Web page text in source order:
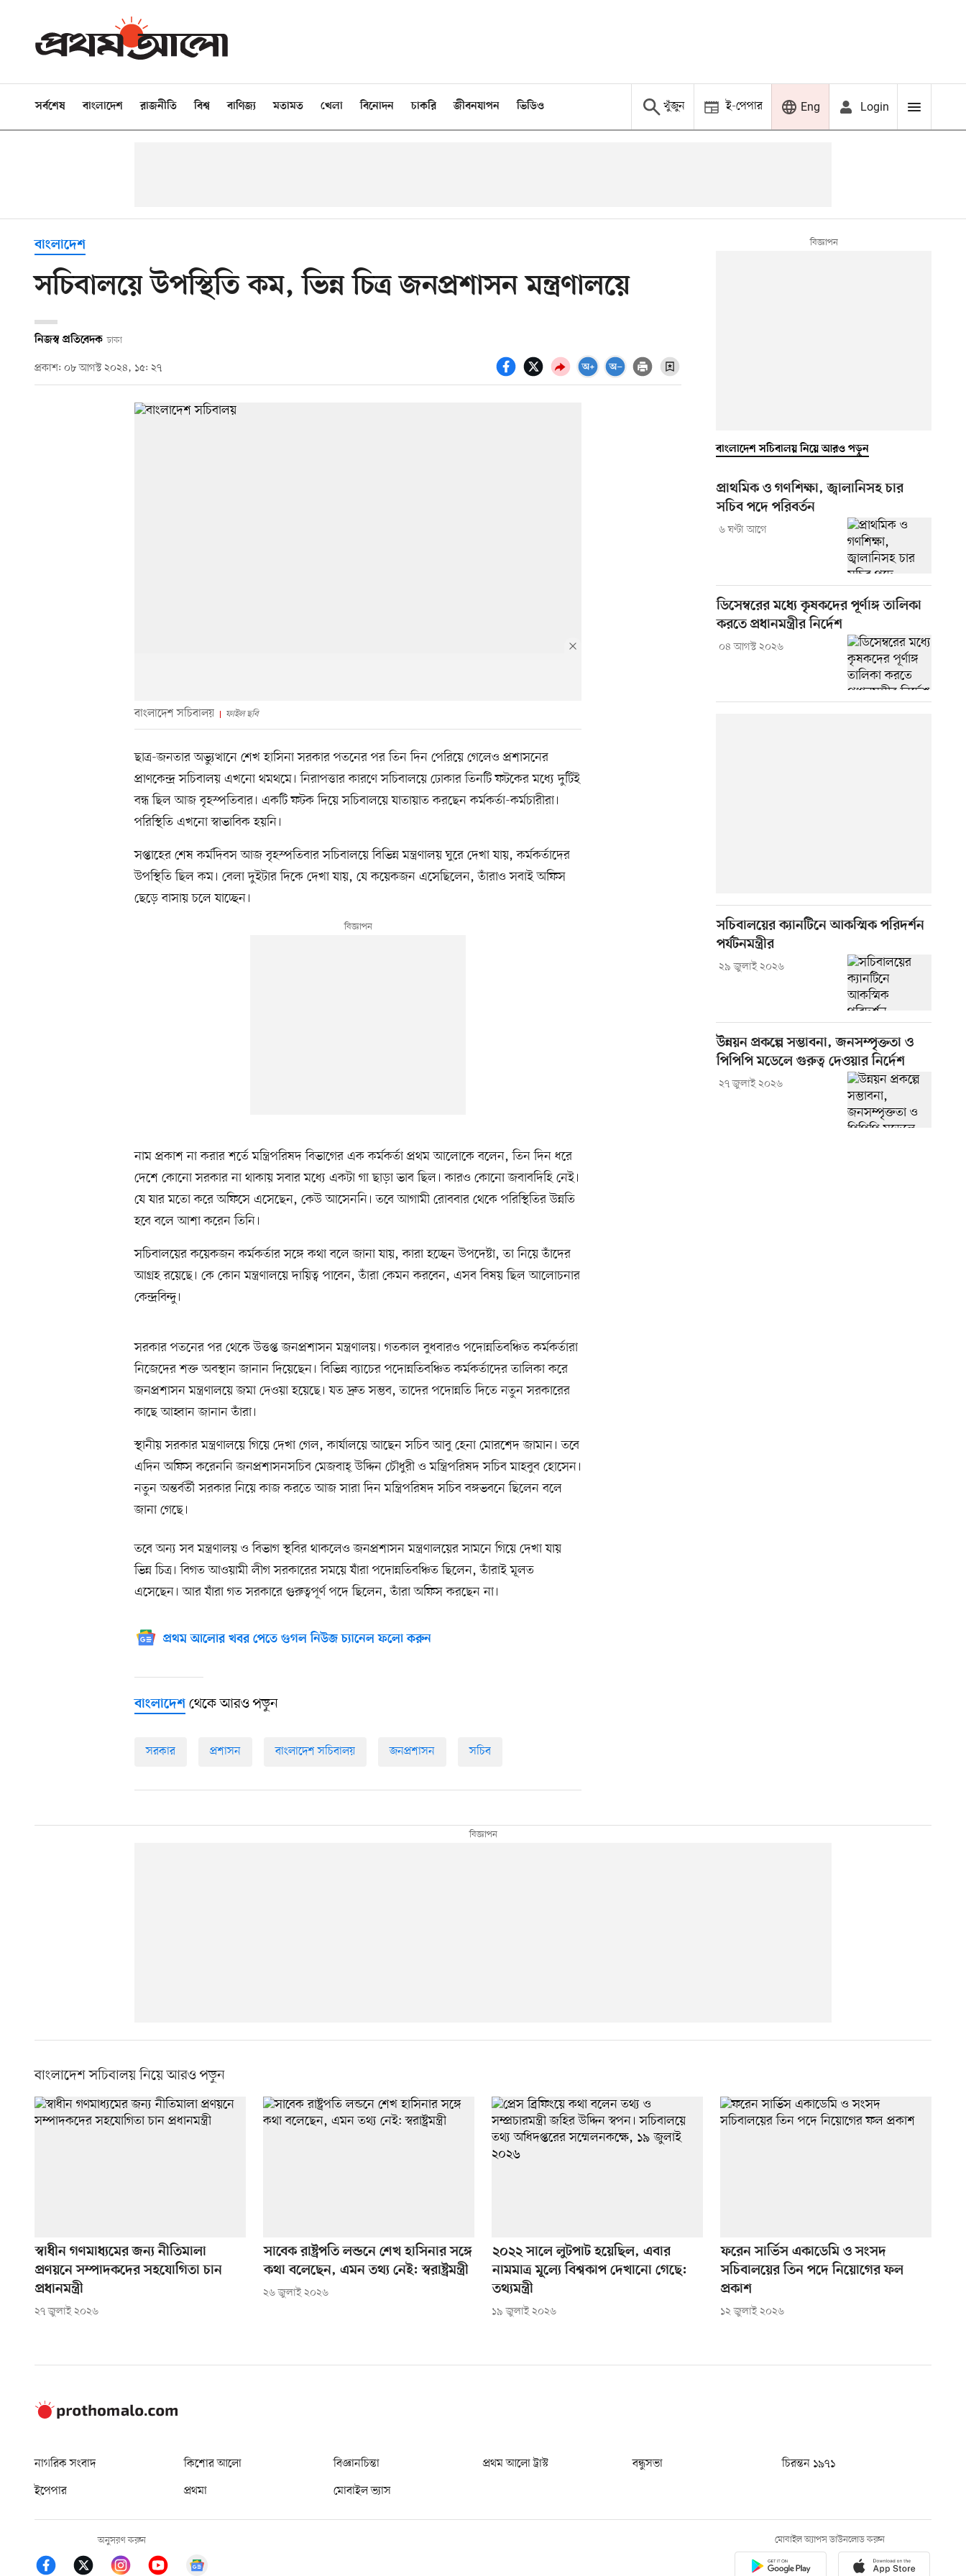
সর্বশেষ বাংলাদেশ রাজনীতি বিশ্ব বাণিজ্য মতামত খেলা বিনোদন চাকরি জীবনযাপন ভিডিও খুঁজুন ই-পেপার Eng Login
বাংলাদেশ
সচিবালয়ে উপস্থিতি কম, ভিন্ন চিত্র জনপ্রশাসন মন্ত্রণালয়ে
নিজস্ব প্রতিবেদক ঢাকা
প্রকাশ: ০৮ আগস্ট ২০২৪, ১৫: ২৭
বাংলাদেশ সচিবালয় ফাইল ছবি
ছাত্র-জনতার অভ্যুত্থানে শেখ হাসিনা সরকার পতনের পর তিন দিন পেরিয়ে গেলেও প্রশাসনের
প্রাণকেন্দ্র সচিবালয় এখনো থমথমে। নিরাপত্তার কারণে সচিবালয়ে ঢোকার তিনটি ফটকের মধ্যে দুটিই
বন্ধ ছিল আজ বৃহস্পতিবার। একটি ফটক দিয়ে সচিবালয়ে যাতায়াত করছেন কর্মকর্তা-কর্মচারীরা।
পরিস্থিতি এখনো স্বাভাবিক হয়নি।
সপ্তাহের শেষ কর্মদিবস আজ বৃহস্পতিবার সচিবালয়ে বিভিন্ন মন্ত্রণালয় ঘুরে দেখা যায়, কর্মকর্তাদের
উপস্থিতি ছিল কম। বেলা দুইটার দিকে দেখা যায়, যে কয়েকজন এসেছিলেন, তাঁরাও সবাই অফিস
ছেড়ে বাসায় চলে যাচ্ছেন।
নাম প্রকাশ না করার শর্তে মন্ত্রিপরিষদ বিভাগের এক কর্মকর্তা প্রথম আলোকে বলেন, তিন দিন ধরে
দেশে কোনো সরকার না থাকায় সবার মধ্যে একটা গা ছাড়া ভাব ছিল। কারও কোনো জবাবদিহি নেই।
যে যার মতো করে অফিসে এসেছেন, কেউ আসেননি। তবে আগামী রোববার থেকে পরিস্থিতির উন্নতি
হবে বলে আশা করেন তিনি।
সচিবালয়ের কয়েকজন কর্মকর্তার সঙ্গে কথা বলে জানা যায়, কারা হচ্ছেন উপদেষ্টা, তা নিয়ে তাঁদের
আগ্রহ রয়েছে। কে কোন মন্ত্রণালয়ে দায়িত্ব পাবেন, তাঁরা কেমন করবেন, এসব বিষয় ছিল আলোচনার
কেন্দ্রবিন্দু।
সরকার পতনের পর থেকে উত্তপ্ত জনপ্রশাসন মন্ত্রণালয়। গতকাল বুধবারও পদোন্নতিবঞ্চিত কর্মকর্তারা
নিজেদের শক্ত অবস্থান জানান দিয়েছেন। বিভিন্ন ব্যাচের পদোন্নতিবঞ্চিত কর্মকর্তাদের তালিকা করে
জনপ্রশাসন মন্ত্রণালয়ে জমা দেওয়া হয়েছে। যত দ্রুত সম্ভব, তাদের পদোন্নতি দিতে নতুন সরকারের
কাছে আহ্বান জানান তাঁরা।
স্থানীয় সরকার মন্ত্রণালয়ে গিয়ে দেখা গেল, কার্যালয়ে আছেন সচিব আবু হেনা মোরশেদ জামান। তবে
এদিন অফিস করেননি জনপ্রশাসনসচিব মেজবাহ্ উদ্দিন চৌধুরী ও মন্ত্রিপরিষদ সচিব মাহবুব হোসেন।
নতুন অন্তর্বর্তী সরকার নিয়ে কাজ করতে আজ সারা দিন মন্ত্রিপরিষদ সচিব বঙ্গভবনে ছিলেন বলে
জানা গেছে।
তবে অন্য সব মন্ত্রণালয় ও বিভাগ স্থবির থাকলেও জনপ্রশাসন মন্ত্রণালয়ের সামনে গিয়ে দেখা যায়
ভিন্ন চিত্র। বিগত আওয়ামী লীগ সরকারের সময়ে যাঁরা পদোন্নতিবঞ্চিত ছিলেন, তাঁরাই মূলত
এসেছেন। আর যাঁরা গত সরকারে গুরুত্বপূর্ণ পদে ছিলেন, তাঁরা অফিস করছেন না।
প্রথম আলোর খবর পেতে গুগল নিউজ চ্যানেল ফলো করুন
বাংলাদেশ থেকে আরও পড়ুন
সরকার প্রশাসন বাংলাদেশ সচিবালয় জনপ্রশাসন সচিব
বাংলাদেশ সচিবালয় নিয়ে আরও পড়ুন
প্রাথমিক ও গণশিক্ষা, জ্বালানিসহ চার
সচিব পদে পরিবর্তন
৬ ঘণ্টা আগে
ডিসেম্বরের মধ্যে কৃষকদের পূর্ণাঙ্গ তালিকা
করতে প্রধানমন্ত্রীর নির্দেশ
০৪ আগস্ট ২০২৬
সচিবালয়ের ক্যানটিনে আকস্মিক পরিদর্শন
পর্যটনমন্ত্রীর
২৯ জুলাই ২০২৬
উন্নয়ন প্রকল্পে সম্ভাবনা, জনসম্পৃক্ততা ও
পিপিপি মডেলে গুরুত্ব দেওয়ার নির্দেশ
২৭ জুলাই ২০২৬
বাংলাদেশ সচিবালয় নিয়ে আরও পড়ুন
স্বাধীন গণমাধ্যমের জন্য নীতিমালা
প্রণয়নে সম্পাদকদের সহযোগিতা চান
প্রধানমন্ত্রী
২৭ জুলাই ২০২৬
সাবেক রাষ্ট্রপতি লন্ডনে শেখ হাসিনার সঙ্গে
কথা বলেছেন, এমন তথ্য নেই: স্বরাষ্ট্রমন্ত্রী
২৬ জুলাই ২০২৬
২০২২ সালে লুটপাট হয়েছিল, এবার
নামমাত্র মূল্যে বিশ্বকাপ দেখানো গেছে:
তথ্যমন্ত্রী
১৯ জুলাই ২০২৬
ফরেন সার্ভিস একাডেমি ও সংসদ
সচিবালয়ের তিন পদে নিয়োগের ফল
প্রকাশ
১২ জুলাই ২০২৬
নাগরিক সংবাদ কিশোর আলো বিজ্ঞানচিন্তা প্রথম আলো ট্রাস্ট বন্ধুসভা
চিরন্তন ১৯৭১
ইপেপার
প্রথমা মোবাইল ভ্যাস
অনুসরণ করুন মোবাইল অ্যাপস ডাউনলোড করুন